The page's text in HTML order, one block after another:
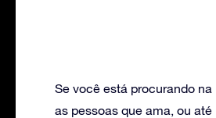
Se você está procurando
as pessoas que ama, ou